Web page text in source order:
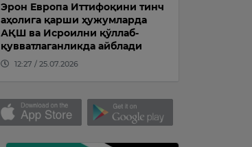
Эрон Европа Иттифоқини тинч
аҳолига қарши ҳужумларда
АҚШ ва Исроилни қўллаб-
қувватлаганликда айблади
12:27 / 25.07.2026